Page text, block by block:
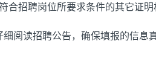
合招聘岗位所要求条件的其它证明
细阅读招聘公告，确保填报的信息